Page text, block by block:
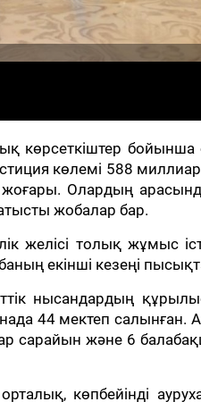
көрсеткіштер
көлемі 588
Олардың
жобалар бар.
желісі толық жұмыс
екінші кезеңі
нысандардың
44 мектеп салынған.
және 6
көпбейінді